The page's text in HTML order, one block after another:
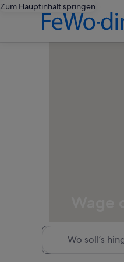
Zum Hauptinhalt springen